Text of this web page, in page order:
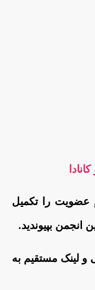
عضویت را تکمیل
انجمن بپیوندید.
و لینک مستقیم به